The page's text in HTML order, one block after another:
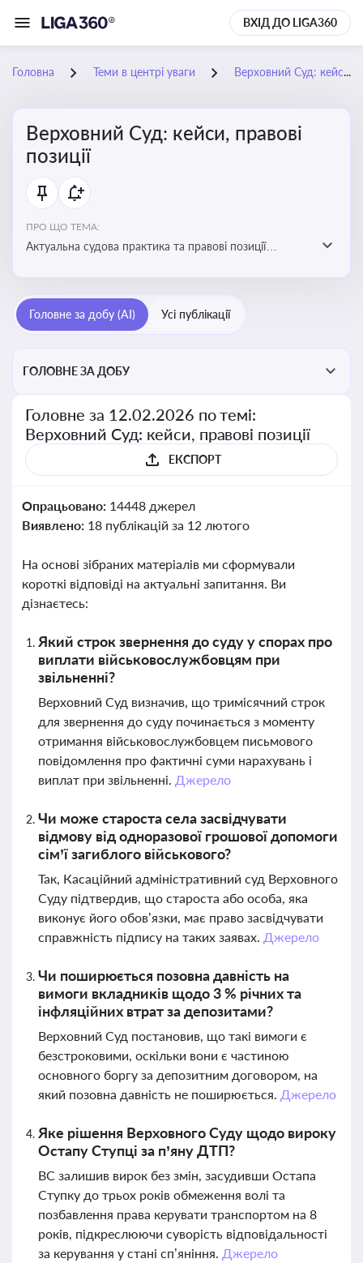
ВХІД ДО LIGA360
Головна Теми в центрі уваги Верховний Суд: кейси, правові позиції
Верховний Суд: кейси, правові
позиції
ПРО ЩО ТЕМА:
Актуальна судова практика та правові позиції
Головне за добу (AI) Усі публікації
ГОЛОВНЕ ЗА ДОБУ
Головне за 12.02.2026 по темі:
Верховний Суд: кейси, правові позиції
ЕКСПОРТ
Опрацьовано: 14448 джерел
Виявлено: 18 публікацій за 12 лютого
На основі зібраних матеріалів ми сформували
короткі відповіді на актуальні запитання. Ви
дізнаєтесь:
Який строк звернення до суду у спорах про
виплати військовослужбовцям при
звільненні?
Верховний Суд визначив, що тримісячний строк
для звернення до суду починається з моменту
отримання військовослужбовцем письмового
повідомлення про фактичні суми нарахувань і
виплат при звільненні. Джерело
Чи може староста села засвідчувати
відмову від одноразової грошової допомоги
сім’ї загиблого військового?
Так, Касаційний адміністративний суд Верховного
Суду підтвердив, що староста або особа, яка
виконує його обов’язки, має право засвідчувати
справжність підпису на таких заявах. Джерело
Чи поширюється позовна давність на
вимоги вкладників щодо 3 % річних та
інфляційних втрат за депозитами?
Верховний Суд постановив, що такі вимоги є
безстроковими, оскільки вони є частиною
основного боргу за депозитним договором, на
який позовна давність не поширюється. Джерело
Яке рішення Верховного Суду щодо вироку
Остапу Ступці за п’яну ДТП?
ВС залишив вирок без змін, засудивши Остапа
Ступку до трьох років обмеження волі та
позбавлення права керувати транспортом на 8
років, підкреслюючи суворість відповідальності
за керування у стані сп’яніння. Джерело